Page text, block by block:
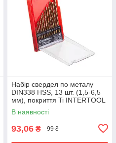
Набір свердел по металу
DIN338 HSS, 13 шт. (1,5-6,5
мм), покриття Ti INTERTOOL
SD-0013
В наявності
93,06 ₴ 99 ₴